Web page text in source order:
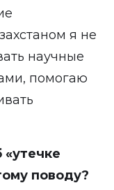
я не
научные
помогаю
поводу?